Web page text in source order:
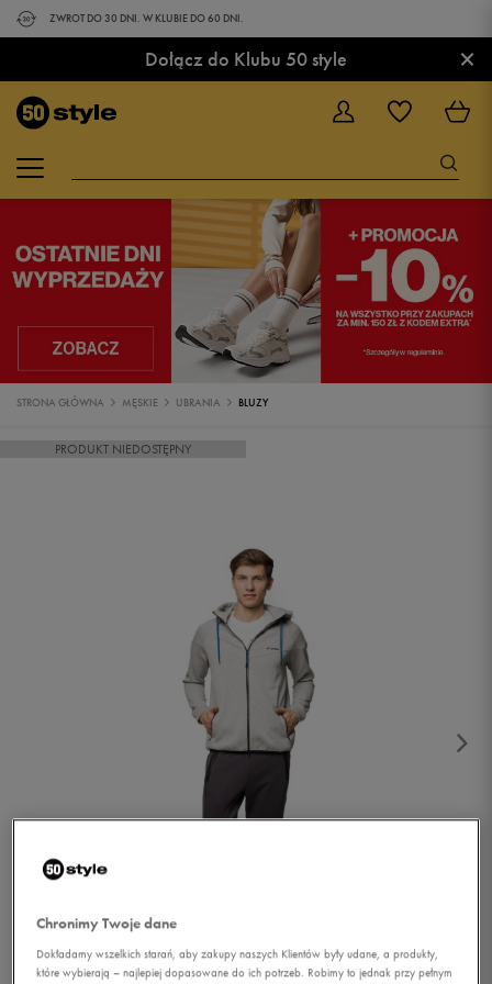
ZWROT DO 30 DNI. W KLUBIE DO 60 DNI.
Dołącz do Klubu 50 style ×
STRONA GŁÓWNA MĘSKIE UBRANIA BLUZY
PRODUKT NIEDOSTĘPNY
Chronimy Twoje dane
Dokładamy wszelkich starań, aby zakupy naszych Klientów były udane, a produkty,
które wybierają – najlepiej dopasowane do ich potrzeb. Robimy to jednak przy pełnym